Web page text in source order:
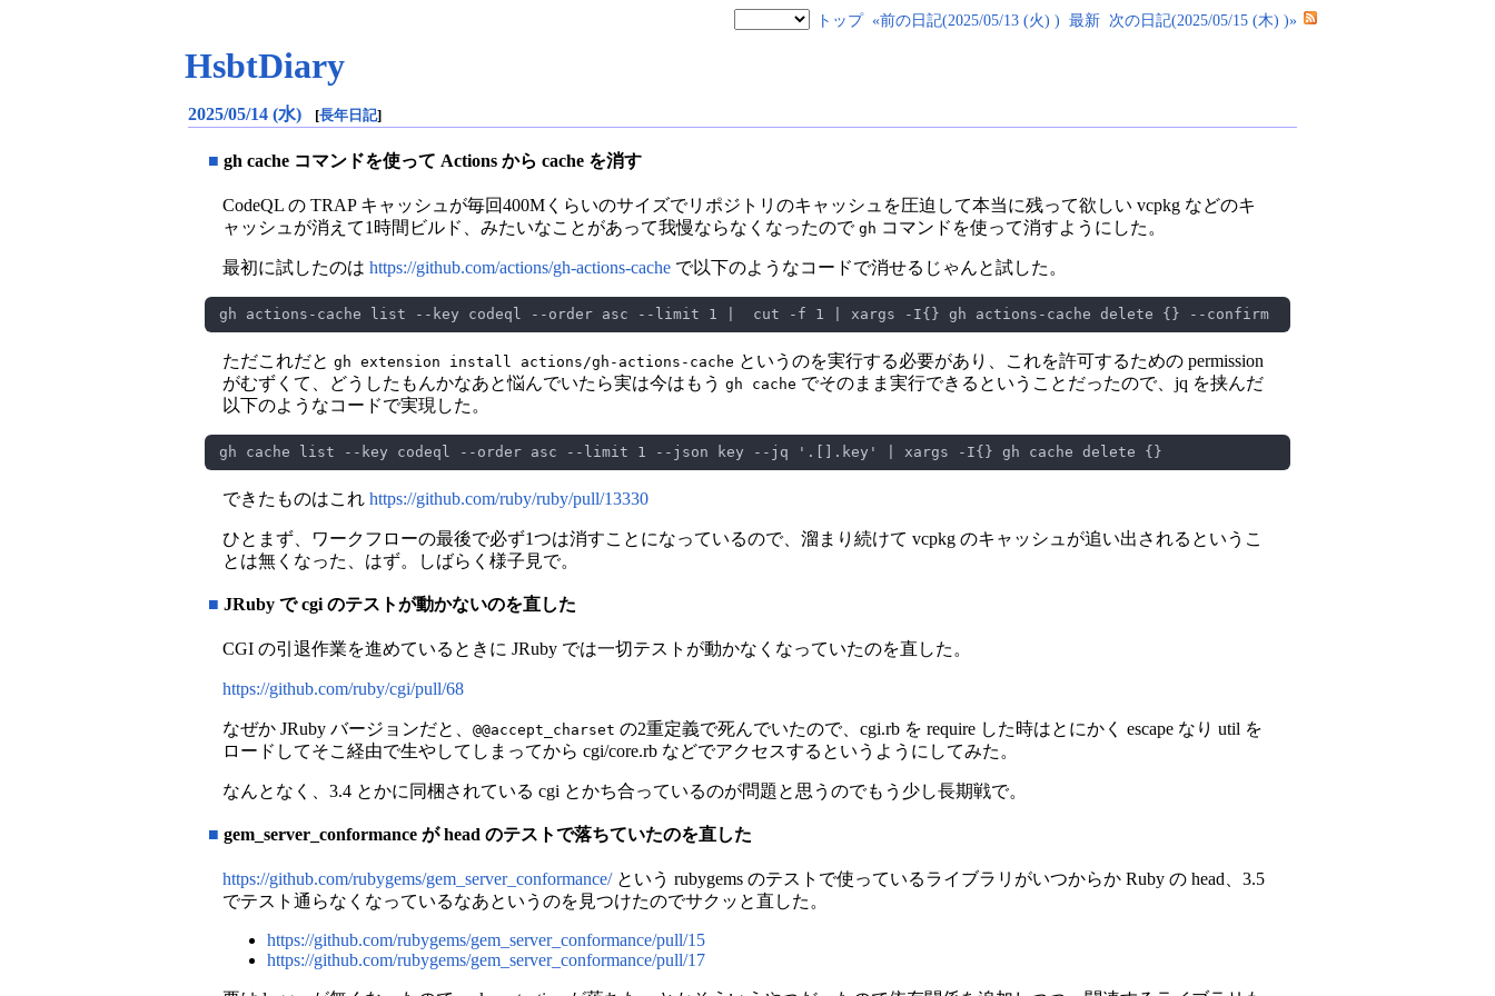
トップ «前の日記(2025/05/13 (火) ) 最新 次の日記(2025/05/15 (木) )»
HsbtDiary
2025/05/14 (水) [長年日記]
■ gh cache コマンドを使って Actions から cache を消す
CodeQL の TRAP キャッシュが毎回400Mくらいのサイズでリポジトリのキャッシュを圧迫して本当に残って欲しい vcpkg などのキ
ャッシュが消えて1時間ビルド、みたいなことがあって我慢ならなくなったので gh コマンドを使って消すようにした。
最初に試したのは https://github.com/actions/gh-actions-cache で以下のようなコードで消せるじゃんと試した。
ただこれだと gh extension install actions/gh-actions-cache というのを実行する必要があり、これを許可するための permission
がむずくて、どうしたもんかなあと悩んでいたら実は今はもう gh cache でそのまま実行できるということだったので、jq を挟んだ
以下のようなコードで実現した。
できたものはこれ https://github.com/ruby/ruby/pull/13330
ひとまず、ワークフローの最後で必ず1つは消すことになっているので、溜まり続けて vcpkg のキャッシュが追い出されるというこ
とは無くなった、はず。しばらく様子見で。
■ JRuby で cgi のテストが動かないのを直した
CGI の引退作業を進めているときに JRuby では一切テストが動かなくなっていたのを直した。
https://github.com/ruby/cgi/pull/68
なぜか JRuby バージョンだと、 @@accept_charset の2重定義で死んでいたので、cgi.rb を require した時はとにかく escape なり util を
ロードしてそこ経由で生やしてしまってから cgi/core.rb などでアクセスするというようにしてみた。
なんとなく、3.4 とかに同梱されている cgi とかち合っているのが問題と思うのでもう少し長期戦で。
■ gem_server_conformance が head のテストで落ちていたのを直した
https://github.com/rubygems/gem_server_conformance/という rubygems のテストで使っているライブラリがいつからか Ruby の head、3.5
でテスト通らなくなっているなあというのを見つけたのでサクッと直した。
https://github.com/rubygems/gem_server_conformance/pull/15
https://github.com/rubygems/gem_server_conformance/pull/17